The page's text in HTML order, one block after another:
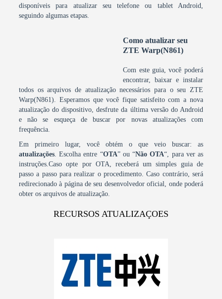
disponíveis para atualizar seu telefone ou tablet Android,
seguindo algumas etapas.
Como atualizar seu
ZTE Warp(N861)
Com este guia, você poderá
encontrar, baixar e instalar
todos os arquivos de atualização necessários para o seu ZTE
Warp(N861). Esperamos que você fique satisfeito com a nova
atualização do dispositivo, desfrute da última versão do Android
e não se esqueça de buscar por novas atualizações com
frequência.
Em primeiro lugar, você obtém o que veio buscar: as
atualizações. Escolha entre “OTA” ou “Não OTA“, para ver as
instruções.Caso opte por OTA, receberá um simples guia de
passo a passo para realizar o procedimento. Caso contrário, será
redirecionado à página de seu desenvolvedor oficial, onde poderá
obter os arquivos de atualização.
RECURSOS ATUALIZAÇOES